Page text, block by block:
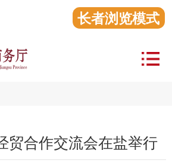
长者浏览模式
合作交流会在盐举行